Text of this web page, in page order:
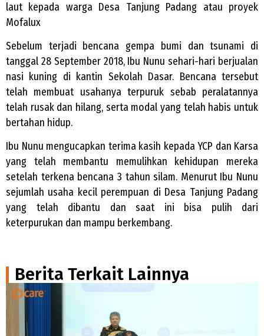
laut kepada warga Desa Tanjung Padang atau proyek
Mofalux
Sebelum terjadi bencana gempa bumi dan tsunami di
tanggal 28 September 2018, Ibu Nunu sehari-hari berjualan
nasi kuning di kantin Sekolah Dasar. Bencana tersebut
telah membuat usahanya terpuruk sebab peralatannya
telah rusak dan hilang, serta modal yang telah habis untuk
bertahan hidup.
Ibu Nunu mengucapkan terima kasih kepada YCP dan Karsa
yang telah membantu memulihkan kehidupan mereka
setelah terkena bencana 3 tahun silam. Menurut Ibu Nunu
sejumlah usaha kecil perempuan di Desa Tanjung Padang
yang telah dibantu dan saat ini bisa pulih dari
keterpurukan dan mampu berkembang.
Berita Terkait Lainnya